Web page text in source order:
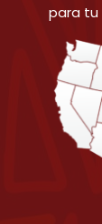
para tu